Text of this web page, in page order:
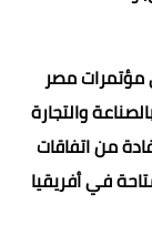
مؤتمرات مصر
والتجارة
من اتفاقات
في أفريقيا